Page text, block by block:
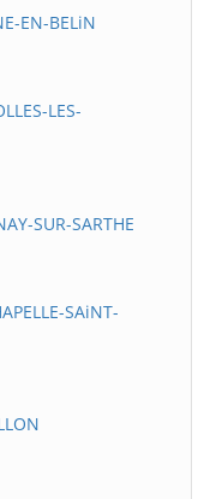
EN-BELiN
LES-
SUR-SARTHE
SAiNT-